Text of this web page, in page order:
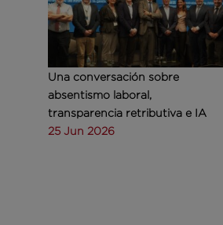
Una conversación sobre
absentismo laboral,
transparencia retributiva e IA
25 Jun 2026